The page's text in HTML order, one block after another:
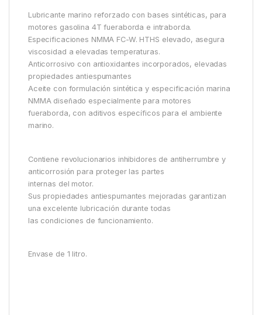
Lubricante marino reforzado con bases sintéticas, para
motores gasolina 4T fueraborda e intraborda.
Especificaciones NMMA FC-W. HTHS elevado, asegura
viscosidad a elevadas temperaturas.
Anticorrosivo con antioxidantes incorporados, elevadas
propiedades antiespumantes
Aceite con formulación sintética y especificación marina
NMMA diseñado especialmente para motores
fueraborda, con aditivos específicos para el ambiente
marino.
Contiene revolucionarios inhibidores de antiherrumbre y
anticorrosión para proteger las partes
internas del motor.
Sus propiedades antiespumantes mejoradas garantizan
una excelente lubricación durante todas
las condiciones de funcionamiento.
Envase de 1 litro.